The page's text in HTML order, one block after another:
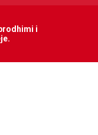
i